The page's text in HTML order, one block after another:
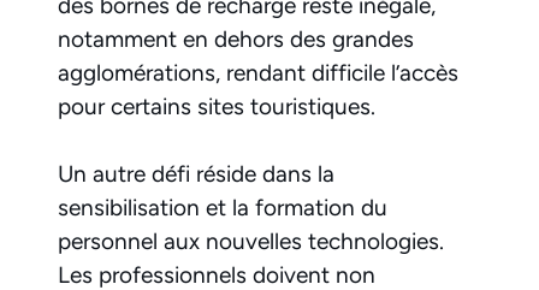
notamment en dehors des grandes
agglomérations, rendant difficile l’accès
pour certains sites touristiques.
Un autre défi réside dans la
sensibilisation et la formation du
personnel aux nouvelles technologies.
Les professionnels doivent non